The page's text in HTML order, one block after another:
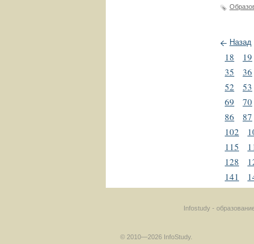
Назад
18
19
35
36
52
53
69
70
86
87
102
115
128
141
Infostudy -
© 2010—2026 InfoStudy.